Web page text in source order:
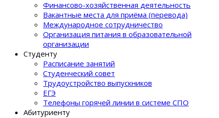
Финансово-хозяйственная деятельность
Вакантные места для приёма (перевода)
Международное сотрудничество
Организация питания в образовательной
организации
Студенту
Расписание занятий
Студенческий совет
Трудоустройство выпускников
ЕГЭ
Телефоны горячей линии в системе СПО
Абитуриенту